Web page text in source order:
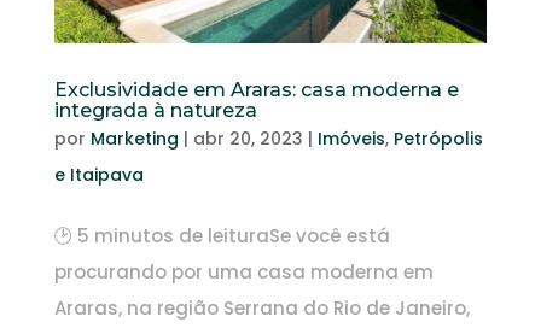
Exclusividade em Araras: casa moderna e
integrada à natureza
por Marketing | abr 20, 2023 | Imóveis, Petrópolis
e Itaipava
🕑 5 minutos de leituraSe você está
procurando por uma casa moderna em
Araras, na região Serrana do Rio de Janeiro,